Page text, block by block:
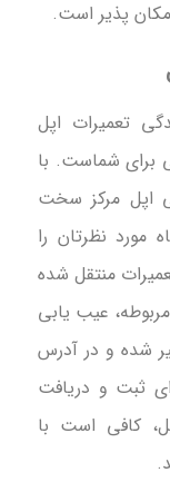
پذیر است.
تعمیرات اپل
برای شماست. با
اپل مرکز سخت
مورد نظرتان را
منتقل شده
عیب یابی
شده و در آدرس
ثبت و دریافت
کافی است با